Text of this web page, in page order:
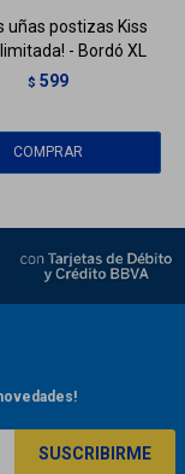
uñas postizas Kiss
- Bordó XL
$ 599
SUSCRIBIRME